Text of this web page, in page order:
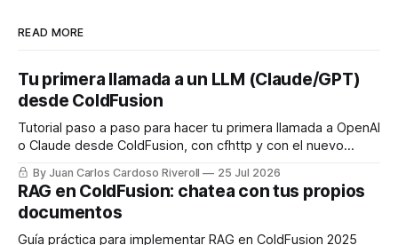
READ MORE
Tu primera llamada a un LLM (Claude/GPT)
desde ColdFusion
Tutorial paso a paso para hacer tu primera llamada a OpenAI
o Claude desde ColdFusion, con cfhttp y con el nuevo
By Juan Carlos Cardoso Riveroll 25 Jul 2026
RAG en ColdFusion: chatea con tus propios
documentos
Guía práctica para implementar RAG en ColdFusion 2025